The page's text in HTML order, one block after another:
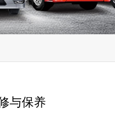
与保养